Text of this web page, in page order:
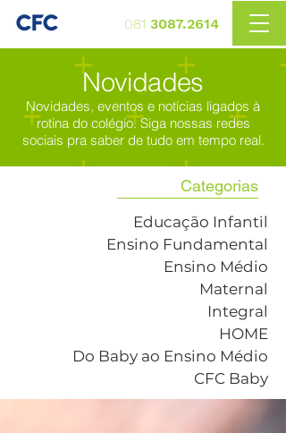
081 3087.2614
Novidades
Novidades, eventos e notícias ligados à
rotina do colégio. Siga nossas redes
sociais pra saber de tudo em tempo real.
Categorias
Educação Infantil
Ensino Fundamental
Ensino Médio
Maternal
Integral
HOME
Do Baby ao Ensino Médio
CFC Baby